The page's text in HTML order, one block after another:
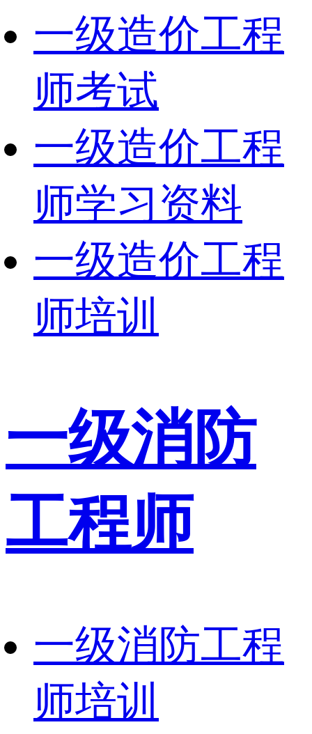
一级造价工程
师考试
一级造价工程
师学习资料
一级造价工程
师培训
一级消防
工程师
一级消防工程
师培训